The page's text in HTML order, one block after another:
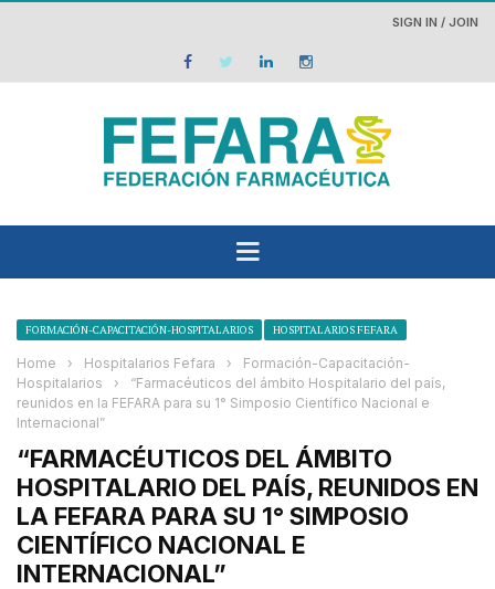
SIGN IN / JOIN
FORMACIÓN-CAPACITACIÓN-HOSPITALARIOS HOSPITALARIOS FEFARA
Home › Hospitalarios Fefara ›
Formación-Capacitación-
Hospitalarios
›
“Farmacéuticos del ámbito Hospitalario del país,
reunidos en la FEFARA para su 1° Simposio Científico Nacional e
Internacional”
“FARMACÉUTICOS DEL ÁMBITO
HOSPITALARIO DEL PAÍS, REUNIDOS EN
LA FEFARA PARA SU 1° SIMPOSIO
CIENTÍFICO NACIONAL E
INTERNACIONAL”